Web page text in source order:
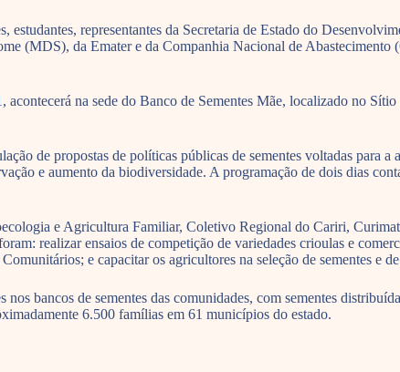
estudantes, representantes da Secretaria de Estado do
da Emater e da Companhia Nacional de Abastecimento
na sede do Banco de Sementes Mãe, localizado no
de propostas de políticas públicas de sementes voltadas para
e aumento da biodiversidade. A programação de dois dias
e Agricultura Familiar, Coletivo Regional do Cariri,
realizar ensaios de competição de variedades crioulas e
e capacitar os agricultores na seleção de sementes e
bancos de sementes das comunidades, com sementes
6.500 famílias em 61 municípios do estado.